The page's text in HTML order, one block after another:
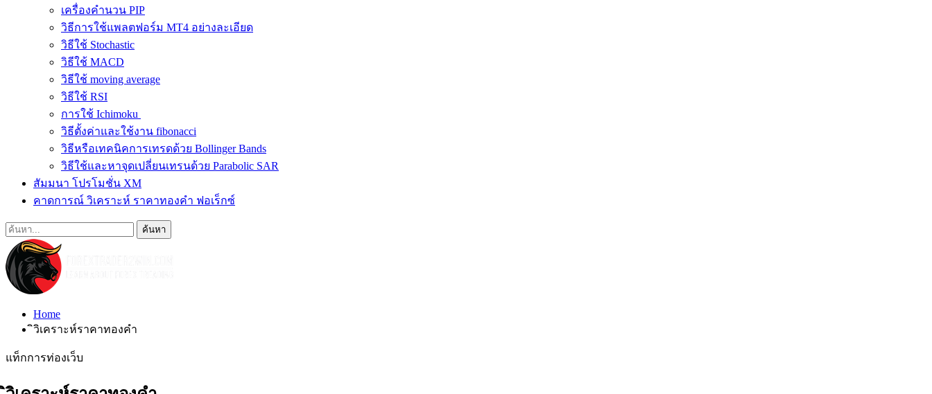
เครื่องคำนวน PIP
วิธีการใช้แพลตฟอร์ม MT4 อย่างละเอียด
วิธีใช้ Stochastic
วิธีใช้ MACD
วิธีใช้ moving average
วิธีใช้ RSI
การใช้ Ichimoku
วิธีตั้งค่าและใช้งาน fibonacci
วิธีหรือเทคนิคการเทรดด้วย Bollinger Bands
วิธีใช้และหาจุดเปลี่ยนเทรนด้วย Parabolic SAR
สัมมนา โปรโมชั่น XM
คาดการณ์ วิเคราะห์ ราคาทองคำ ฟอเร็กซ์
Home
ิวิเคราะห์ราคาทองคำ
แท็กการท่องเว็บ